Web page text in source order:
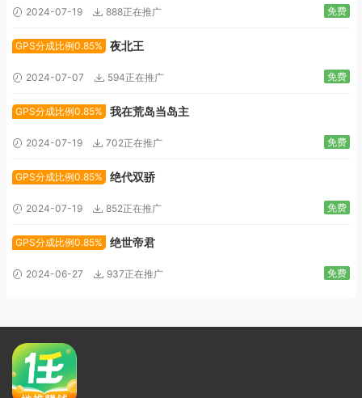
2024-07-19 888正在推广 免费
GPS分成比例0.85% 夜北王
2024-07-07 594正在推广 免费
GPS分成比例0.85% 我在荒岛当岛主
2024-07-19 702正在推广 免费
GPS分成比例0.85% 绝代双骄
2024-07-19 852正在推广 免费
GPS分成比例0.85% 绝世帝君
2024-06-27 937正在推广 免费